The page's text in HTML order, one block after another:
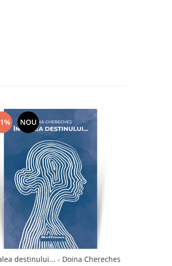
NOU
In calea destinului... - Doina Chereches